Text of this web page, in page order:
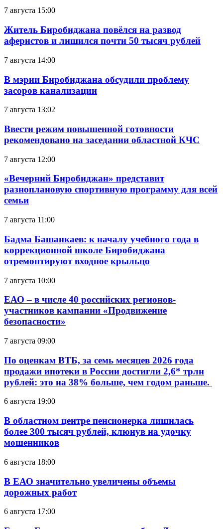
7 августа 15:00
Житель Биробиджана повёлся на развод
аферистов и лишился почти 50 тысяч рублей
7 августа 14:00
В мэрии Биробиджана обсудили проблему
засоров канализации
7 августа 13:02
Ввести режим повышенной готовности
рекомендовано на заседании областной КЧС
7 августа 12:00
«Вечерний Биробиджан» представит
разноплановую спортивную программу для всей
семьи
7 августа 11:00
Бадма Башанкаев: к началу учебного года в
коррекционной школе Биробиджана
отремонтируют входное крыльцо
7 августа 10:00
ЕАО – в числе 40 российских регионов-
участников кампании «Продвижение
безопасности»
7 августа 09:00
По оценкам ВТБ, за семь месяцев 2026 года
продажи ипотеки в России достигли 2,6* трлн
рублей: это на 38% больше, чем годом раньше.
6 августа 19:00
В областном центре пенсионерка лишилась
более 300 тысяч рублей, клюнув на удочку
мошенников
6 августа 18:00
В ЕАО значительно увеличены объемы
дорожных работ
6 августа 17:00